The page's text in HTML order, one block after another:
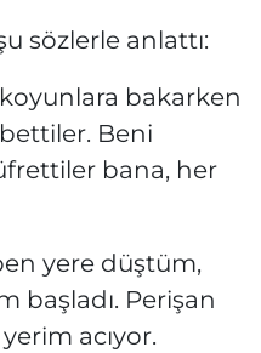
sözlerle anlattı:
koyunlara bakarken
Beni
bana, her
yere düştüm,
başladı. Perişan
acıyor.